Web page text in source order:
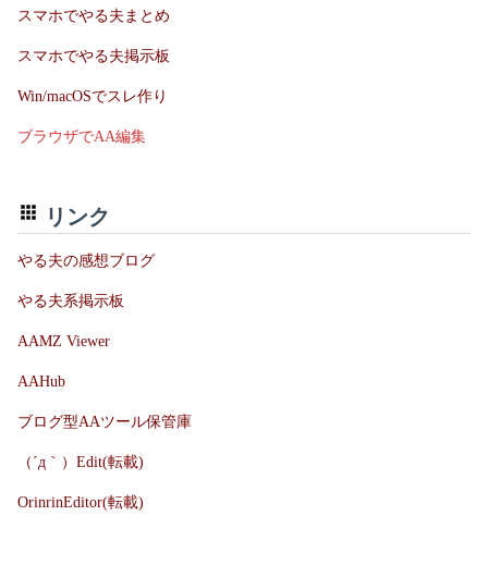
スマホでやる夫まとめ
スマホでやる夫掲示板
Win/macOSでスレ作り
ブラウザでAA編集
リンク
やる夫の感想ブログ
やる夫系掲示板
AAMZ Viewer
AAHub
ブログ型AAツール保管庫
（´д｀）Edit(転載)
OrinrinEditor(転載)